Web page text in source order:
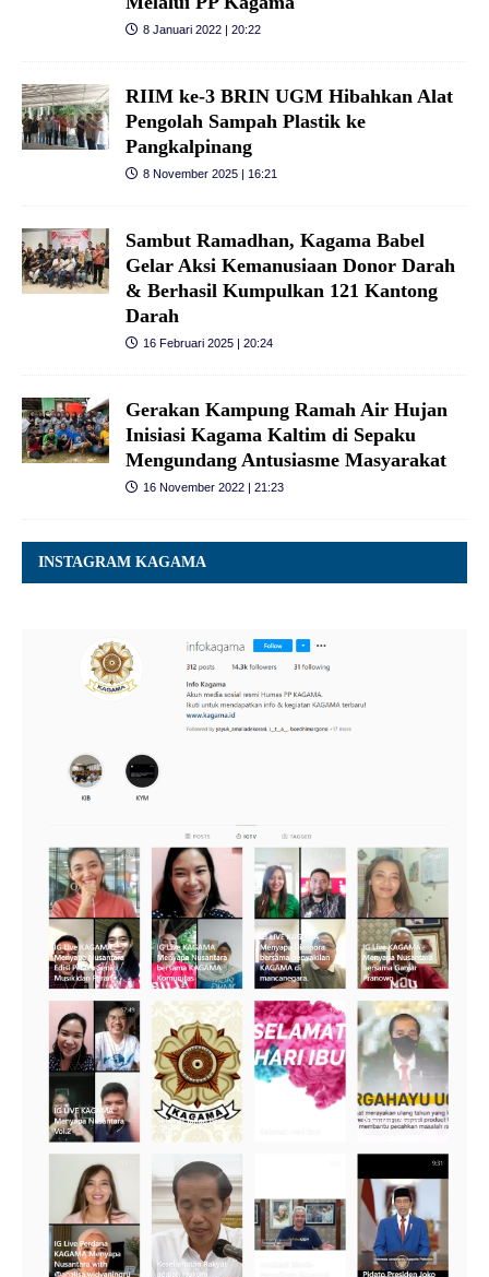
8 Januari 2022 | 20:22
RIIM ke-3 BRIN UGM Hibahkan Alat
Pengolah Sampah Plastik ke
Pangkalpinang
8 November 2025 | 16:21
Sambut Ramadhan, Kagama Babel
Gelar Aksi Kemanusiaan Donor Darah
& Berhasil Kumpulkan 121 Kantong
Darah
16 Februari 2025 | 20:24
Gerakan Kampung Ramah Air Hujan
Inisiasi Kagama Kaltim di Sepaku
Mengundang Antusiasme Masyarakat
16 November 2022 | 21:23
INSTAGRAM KAGAMA